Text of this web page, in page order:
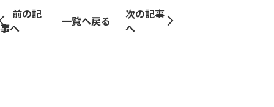
前の記
事へ
一覧へ戻る
次の記事
へ